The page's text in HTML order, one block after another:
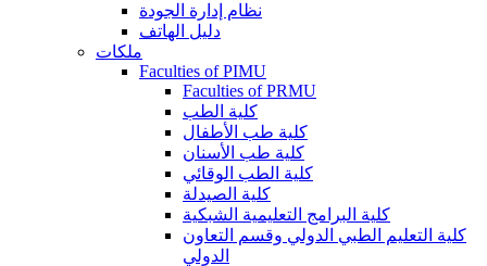
نظام إدارة الجودة
دليل الهاتف
ملكات
Faculties of PIMU
Faculties of PRMU
كلية الطب
كلية طب الأطفال
كلية طب الأسنان
كلية الطب الوقائي
كلية الصيدلة
كلية البرامج التعليمية الشبكية
كلية التعليم الطبي الدولي وقسم التعاون
الدولي